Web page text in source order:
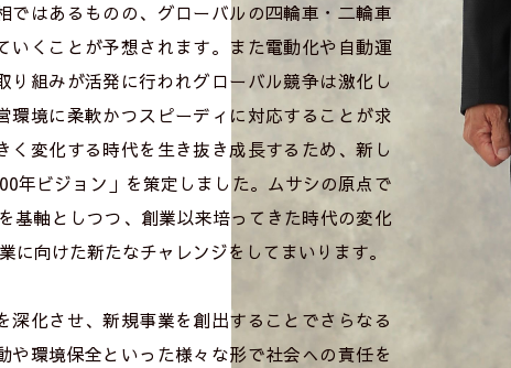
ではあるものの、グローバルの四輪車・二輪車
いくことが予想されます。また電動化や自動運
組みが活発に行われグローバル競争は激化し
環境に柔軟かつスピーディに対応することが求
く変化する時代を生き抜き成長するため、新し
年ビジョン」を策定しました。ムサシの原点で
基軸としつつ、創業以来培ってきた時代の変化
に向けた新たなチャレンジをしてまいります。
深化させ、新規事業を創出することでさらなる
や環境保全といった様々な形で社会への責任を